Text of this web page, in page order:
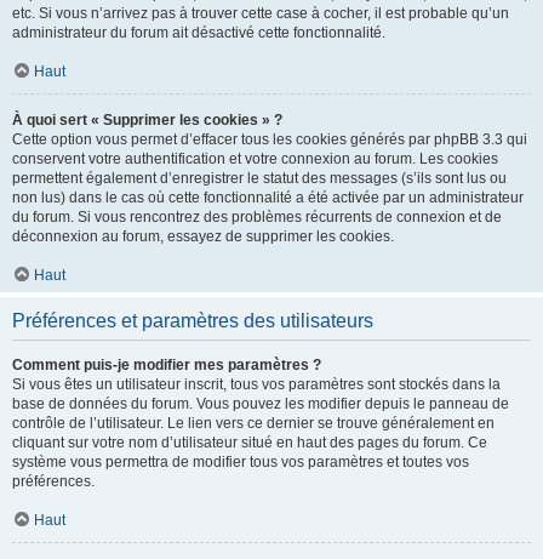
etc. Si vous n’arrivez pas à trouver cette case à cocher, il est probable qu’un
administrateur du forum ait désactivé cette fonctionnalité.
Haut
À quoi sert « Supprimer les cookies » ?
Cette option vous permet d’effacer tous les cookies générés par phpBB 3.3 qui
conservent votre authentification et votre connexion au forum. Les cookies
permettent également d’enregistrer le statut des messages (s’ils sont lus ou
non lus) dans le cas où cette fonctionnalité a été activée par un administrateur
du forum. Si vous rencontrez des problèmes récurrents de connexion et de
déconnexion au forum, essayez de supprimer les cookies.
Haut
Préférences et paramètres des utilisateurs
Comment puis-je modifier mes paramètres ?
Si vous êtes un utilisateur inscrit, tous vos paramètres sont stockés dans la
base de données du forum. Vous pouvez les modifier depuis le panneau de
contrôle de l’utilisateur. Le lien vers ce dernier se trouve généralement en
cliquant sur votre nom d’utilisateur situé en haut des pages du forum. Ce
système vous permettra de modifier tous vos paramètres et toutes vos
préférences.
Haut